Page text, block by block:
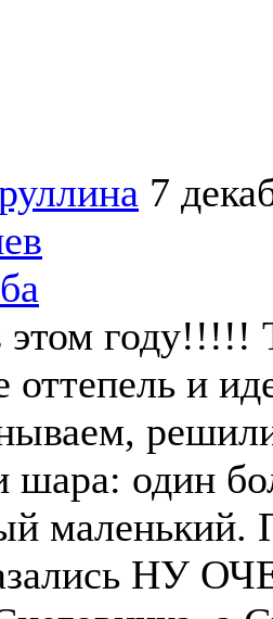
7
году!!!!!
оттепель и
шара: один
маленький.
НУ